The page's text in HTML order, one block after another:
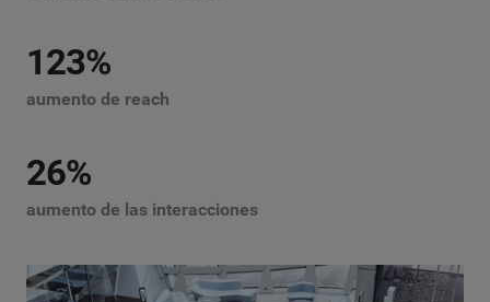
123%
aumento de reach
26%
aumento de las interacciones